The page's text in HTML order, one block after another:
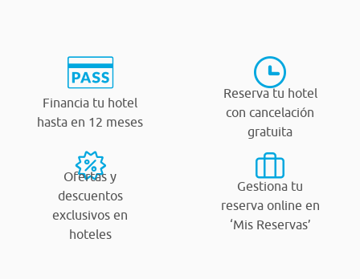
Financia tu hotel
hasta en 12 meses
Reserva tu hotel
con cancelación
gratuita
Ofertas y
descuentos
exclusivos en
hoteles
Gestiona tu
reserva online en
‘Mis Reservas’